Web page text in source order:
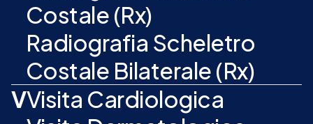
Costale (Rx)
Radiografia Scheletro
Costale Bilaterale (Rx)
VVisita Cardiologica